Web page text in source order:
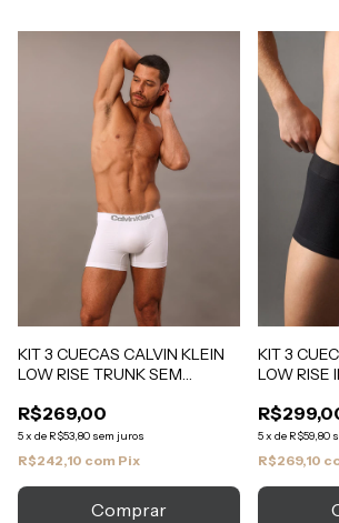
KIT 3 CUECAS CALVIN KLEIN
LOW RISE TRUNK SEM
R$269,00
5x de R$53,80 sem juros
R$242,10 com Pix
Comprar
KIT 3
LOW RISE
5x de R$59,80
R$269,10